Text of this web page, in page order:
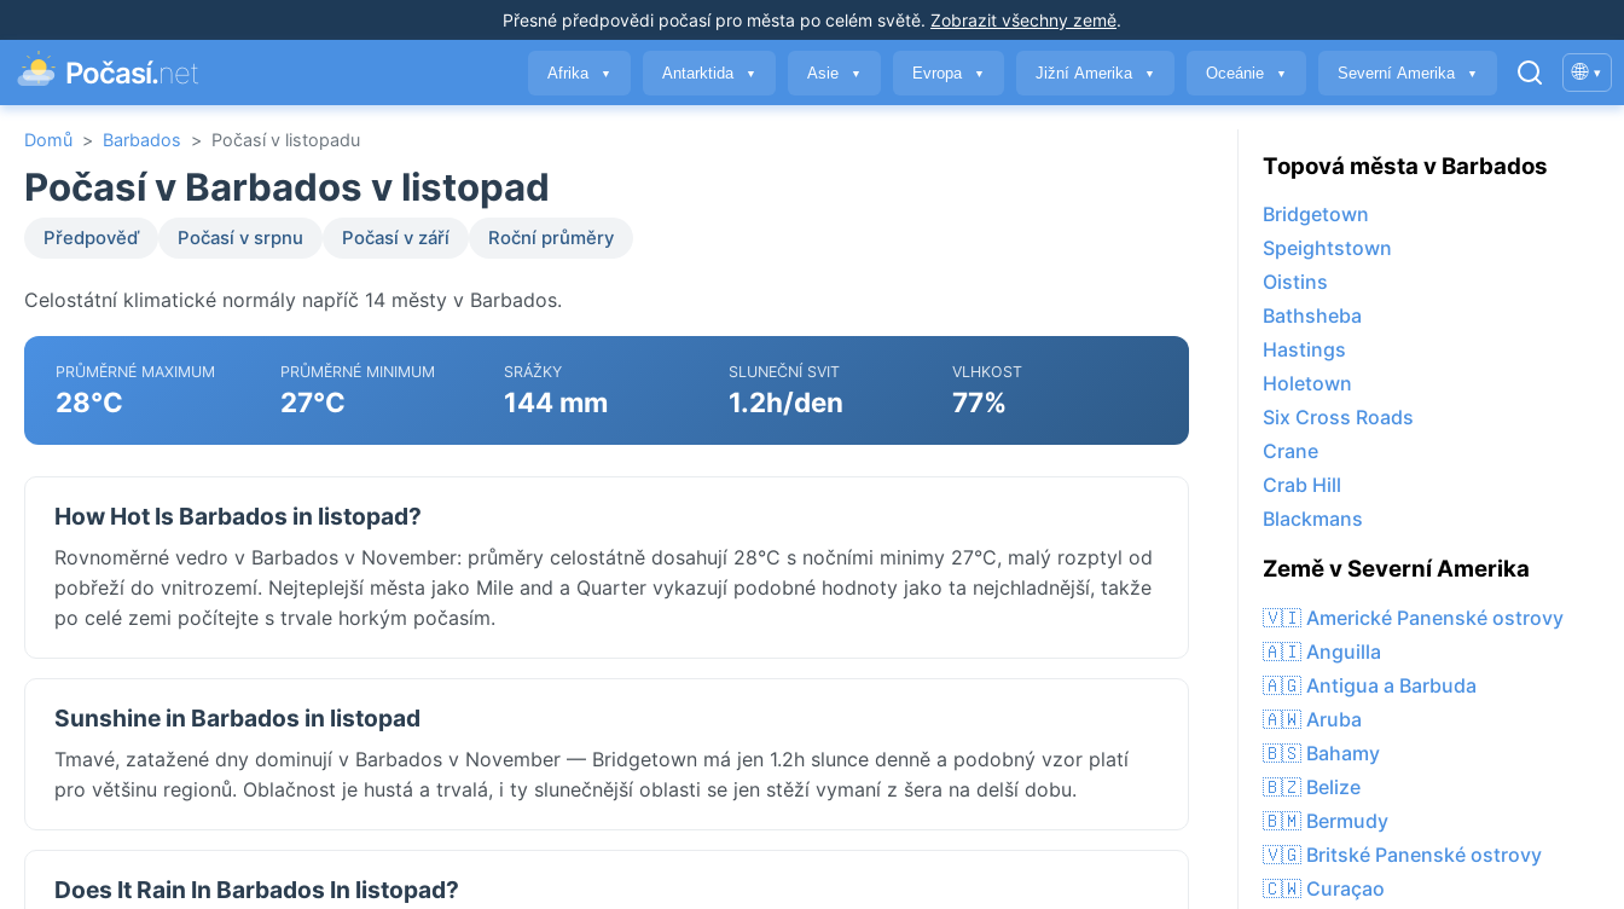
Přesné předpovědi počasípro města po celém světě. Zobrazit všechny země.
Počasí.net Afrika ▼ Antarktida ▼ Asie ▼ Evropa ▼ Jižní Amerika ▼ Oceánie ▼ Severní Amerika ▼ 🌐 ▾
Domů > Barbados > Počasí v listopadu
Počasí v Barbados v listopad
Předpověď Počasí v srpnu Počasí v září Roční průměry
Celostátní klimatické normály napříč 14 městy v Barbados.
PRŮMĚRNÉ MAXIMUM
28°C
PRŮMĚRNÉ MINIMUM
27°C
SRÁŽKY
144 mm
SLUNEČNÍ SVIT
1.2h/den
VLHKOST
77%
How Hot Is Barbados in listopad?
Rovnoměrné vedro v Barbados v November: průměry celostátně dosahují 28°C s nočními minimy 27°C, malý rozptyl od
pobřeží do vnitrozemí. Nejteplejší města jako Mile and a Quarter vykazují podobné hodnoty jako ta nejchladnější, takže
po celé zemi počítejte s trvale horkým počasím.
Sunshine in Barbados in listopad
Tmavé, zatažené dny dominují v Barbados v November — Bridgetown má jen 1.2h slunce denně a podobný vzor platí
pro většinu regionů. Oblačnost je hustá a trvalá, i ty slunečnější oblasti se jen stěží vymaní z šera na delší dobu.
Does It Rain In Barbados In listopad?
Topová města v Barbados
Bridgetown
Speightstown
Oistins
Bathsheba
Hastings
Holetown
Six Cross Roads
Crane
Crab Hill
Blackmans
Země v Severní Amerika
🇻🇮 Americké Panenské ostrovy
🇦🇮 Anguilla
🇦🇬 Antigua a Barbuda
🇦🇼 Aruba
🇧🇸 Bahamy
🇧🇿 Belize
🇧🇲 Bermudy
🇻🇬 Britské Panenské ostrovy
🇨🇼 Curaçao